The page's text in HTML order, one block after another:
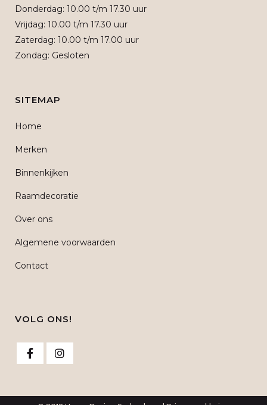
Donderdag: 10.00 t/m 17.30 uur
Vrijdag: 10.00 t/m 17.30 uur
Zaterdag: 10.00 t/m 17.00 uur
Zondag: Gesloten
SITEMAP
Home
Merken
Binnenkijken
Raamdecoratie
Over ons
Algemene voorwaarden
Contact
VOLG ONS!